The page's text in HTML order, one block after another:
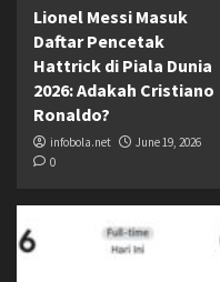
Lionel Messi Masuk
Daftar Pencetak
Hattrick di Piala Dunia
2026: Adakah Cristiano
Ronaldo?
infobola.net
June 19, 2026
0